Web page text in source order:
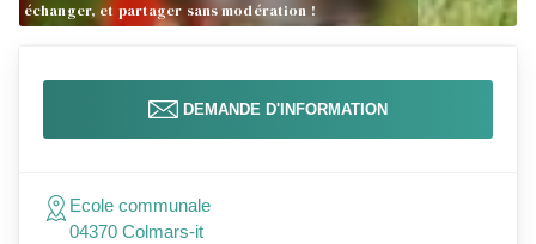
échanger, et partager sans modération !
DEMANDE D'INFORMATION
Ecole communale
04370 Colmars-it